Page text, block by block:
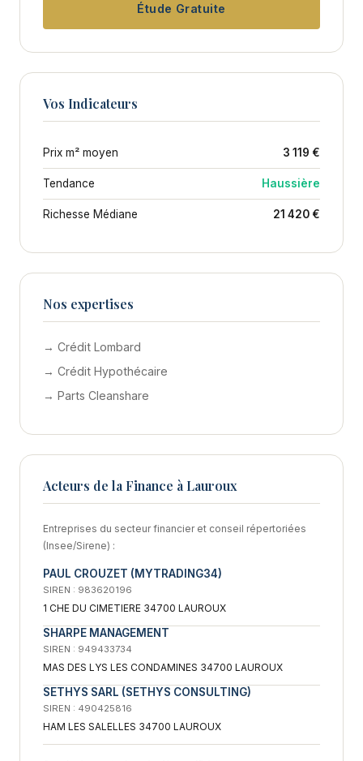
Étude Gratuite
Vos Indicateurs
Prix m² moyen 3 119 €
Tendance Haussière
Richesse Médiane 21 420 €
Nos expertises
→ Crédit Lombard
→ Crédit Hypothécaire
→ Parts Cleanshare
Acteurs de la Finance à Lauroux
Entreprises du secteur financier et conseil répertoriées
(Insee/Sirene) :
PAUL CROUZET (MYTRADING34)
SIREN : 983620196
1 CHE DU CIMETIERE 34700 LAUROUX
SHARPE MANAGEMENT
SIREN : 949433734
MAS DES LYS LES CONDAMINES 34700 LAUROUX
SETHYS SARL (SETHYS CONSULTING)
SIREN : 490425816
HAM LES SALELLES 34700 LAUROUX